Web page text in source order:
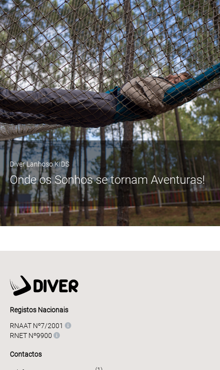
Diver Lanhoso KIDS
Onde os Sonhos se tornam Aventuras!
Registos Nacionais
RNAAT Nº7/2001
RNET Nº9900
Contactos